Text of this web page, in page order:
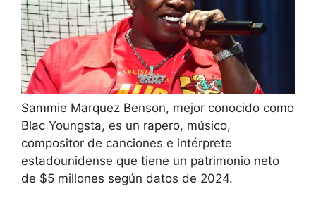
Sammie Marquez Benson, mejor conocido como
Blac Youngsta, es un rapero, músico,
compositor de canciones e intérprete
estadounidense que tiene un patrimonio neto
de $5 millones según datos de 2024.